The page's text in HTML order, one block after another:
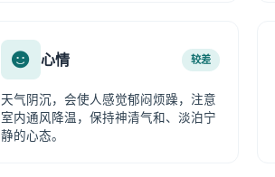
心情 较差
天气阴沉，会使人感觉郁闷烦躁，注意
室内通风降温，保持神清气和、淡泊宁
静的心态。